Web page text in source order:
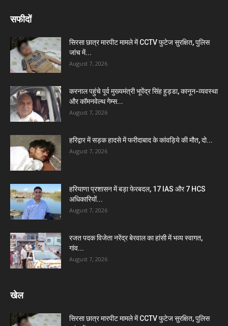
सफीदों
सिरसा छात्र मारपीट मामले में CCTV फुटेज सुरक्षित, पुलिस
जांच में...
August 7, 2026
करनाल पहुंचे पूर्व मुख्यमंत्री भूपेंद्र सिंह हुड्डा, कानून-व्यवस्था
और कॉमनवेल्थ गेम्स...
August 7, 2026
हरिद्वार में सड़क हादसे में फरीदाबाद के कांवड़िये की मौत, दो...
August 7, 2026
हरियाणा प्रशासन में बड़ा फेरबदल, 17 IAS और 7 HCS
अधिकारियों...
August 7, 2026
रजत पदक विजेता नरेंद्र बेरवाल का हांसी में भव्य स्वागत,
गांव...
August 7, 2026
खेल
सिरसा छात्र मारपीट मामले में CCTV फुटेज सुरक्षित, पुलिस